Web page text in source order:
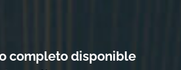
completo disponible